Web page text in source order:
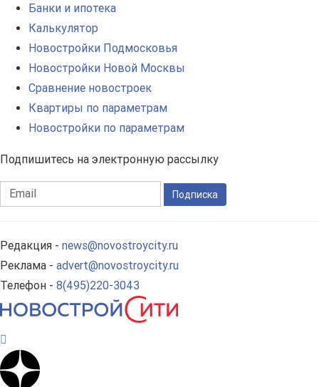
Банки и ипотека
Калькулятор
Новостройки Подмосковья
Новостройки Новой Москвы
Сравнение новостроек
Квартиры по параметрам
Новостройки по параметрам
Подпишитесь на электронную рассылку
Подписка
Редакция - news@novostroycity.ru
Реклама - advert@novostroycity.ru
Телефон - 8(495)220-3043